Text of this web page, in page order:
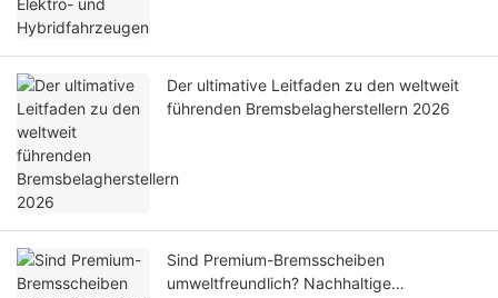
Der ultimative Leitfaden zu den weltweit
führenden Bremsbelagherstellern 2026
Sind Premium-Bremsscheiben
umweltfreundlich? Nachhaltige